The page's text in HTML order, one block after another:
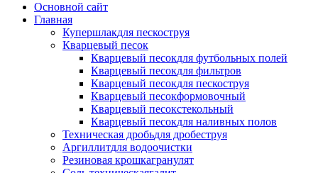
Основной сайт
Главная
Купершлакдля пескоструя
Кварцевый песок
Кварцевый песокдля футбольных полей
Кварцевый песокдля фильтров
Кварцевый песокдля пескоструя
Кварцевый песокформовочный
Кварцевый песокстекольный
Кварцевый песокдля наливных полов
Техническая дробьдля дробеструя
Аргиллитдля водоочистки
Резиновая крошкагранулят